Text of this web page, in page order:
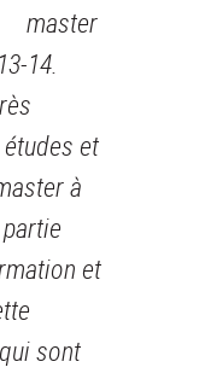
master
14.
et
à
et
sont